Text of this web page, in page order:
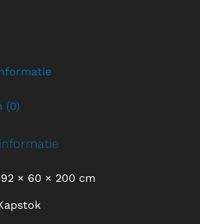
(0)
× 60 × 200 cm